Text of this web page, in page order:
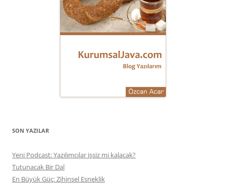
SON YAZILAR
Yeni Podcast: Yazılımcılar işsiz mi kalacak?
Tutunacak Bir Dal
En Büyük Güç: Zihinsel Esneklik